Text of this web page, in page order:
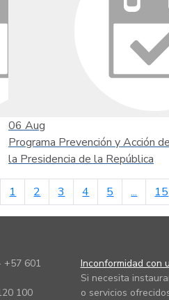
06 Aug
Programa Prevención y Acción de
la Presidencia de la República
anterior
1 2 3 4 5 ... 15
+57 601
100
Inconformidad con
Si necesita
o servicios